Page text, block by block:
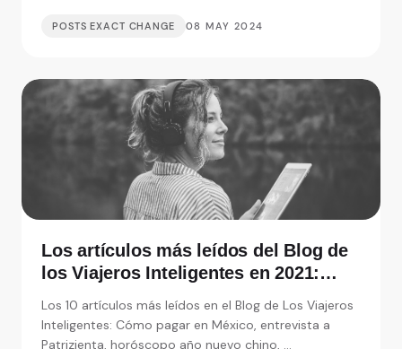
POSTS EXACT CHANGE 08 MAY 2024
Los artículos más leídos del Blog de
los Viajeros Inteligentes en 2021:
extranjeras
Los 10 artículos más leídos en el Blog de Los Viajeros
Inteligentes: Cómo pagar en México, entrevista a
Patrizienta, horóscopo año nuevo chino, ...